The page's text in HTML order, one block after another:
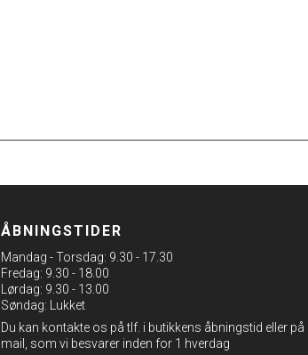
ÅBNINGSTIDER
Mandag - Torsdag: 9.30 - 17.30
Fredag: 9.30 - 18.00
Lørdag: 9.30 - 13.00
Søndag: Lukket
Du kan kontakte os på tlf. i butikkens åbningstid eller på
mail, som vi besvarer inden for 1 hverdag